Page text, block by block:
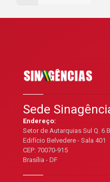
Sede
Endereço:
Setor de Autarquias Sul Q. 6
Edifício Belvedere - Sala 401
CEP: 70070-915
Brasília - DF